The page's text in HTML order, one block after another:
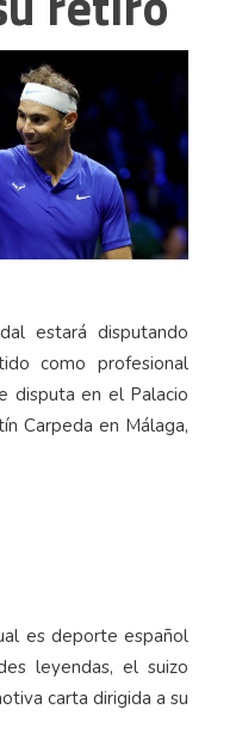
estará disputando
como profesional
disputa en el Palacio
Carpeda en Málaga,
es deporte español
leyendas, el suizo
carta dirigida a su